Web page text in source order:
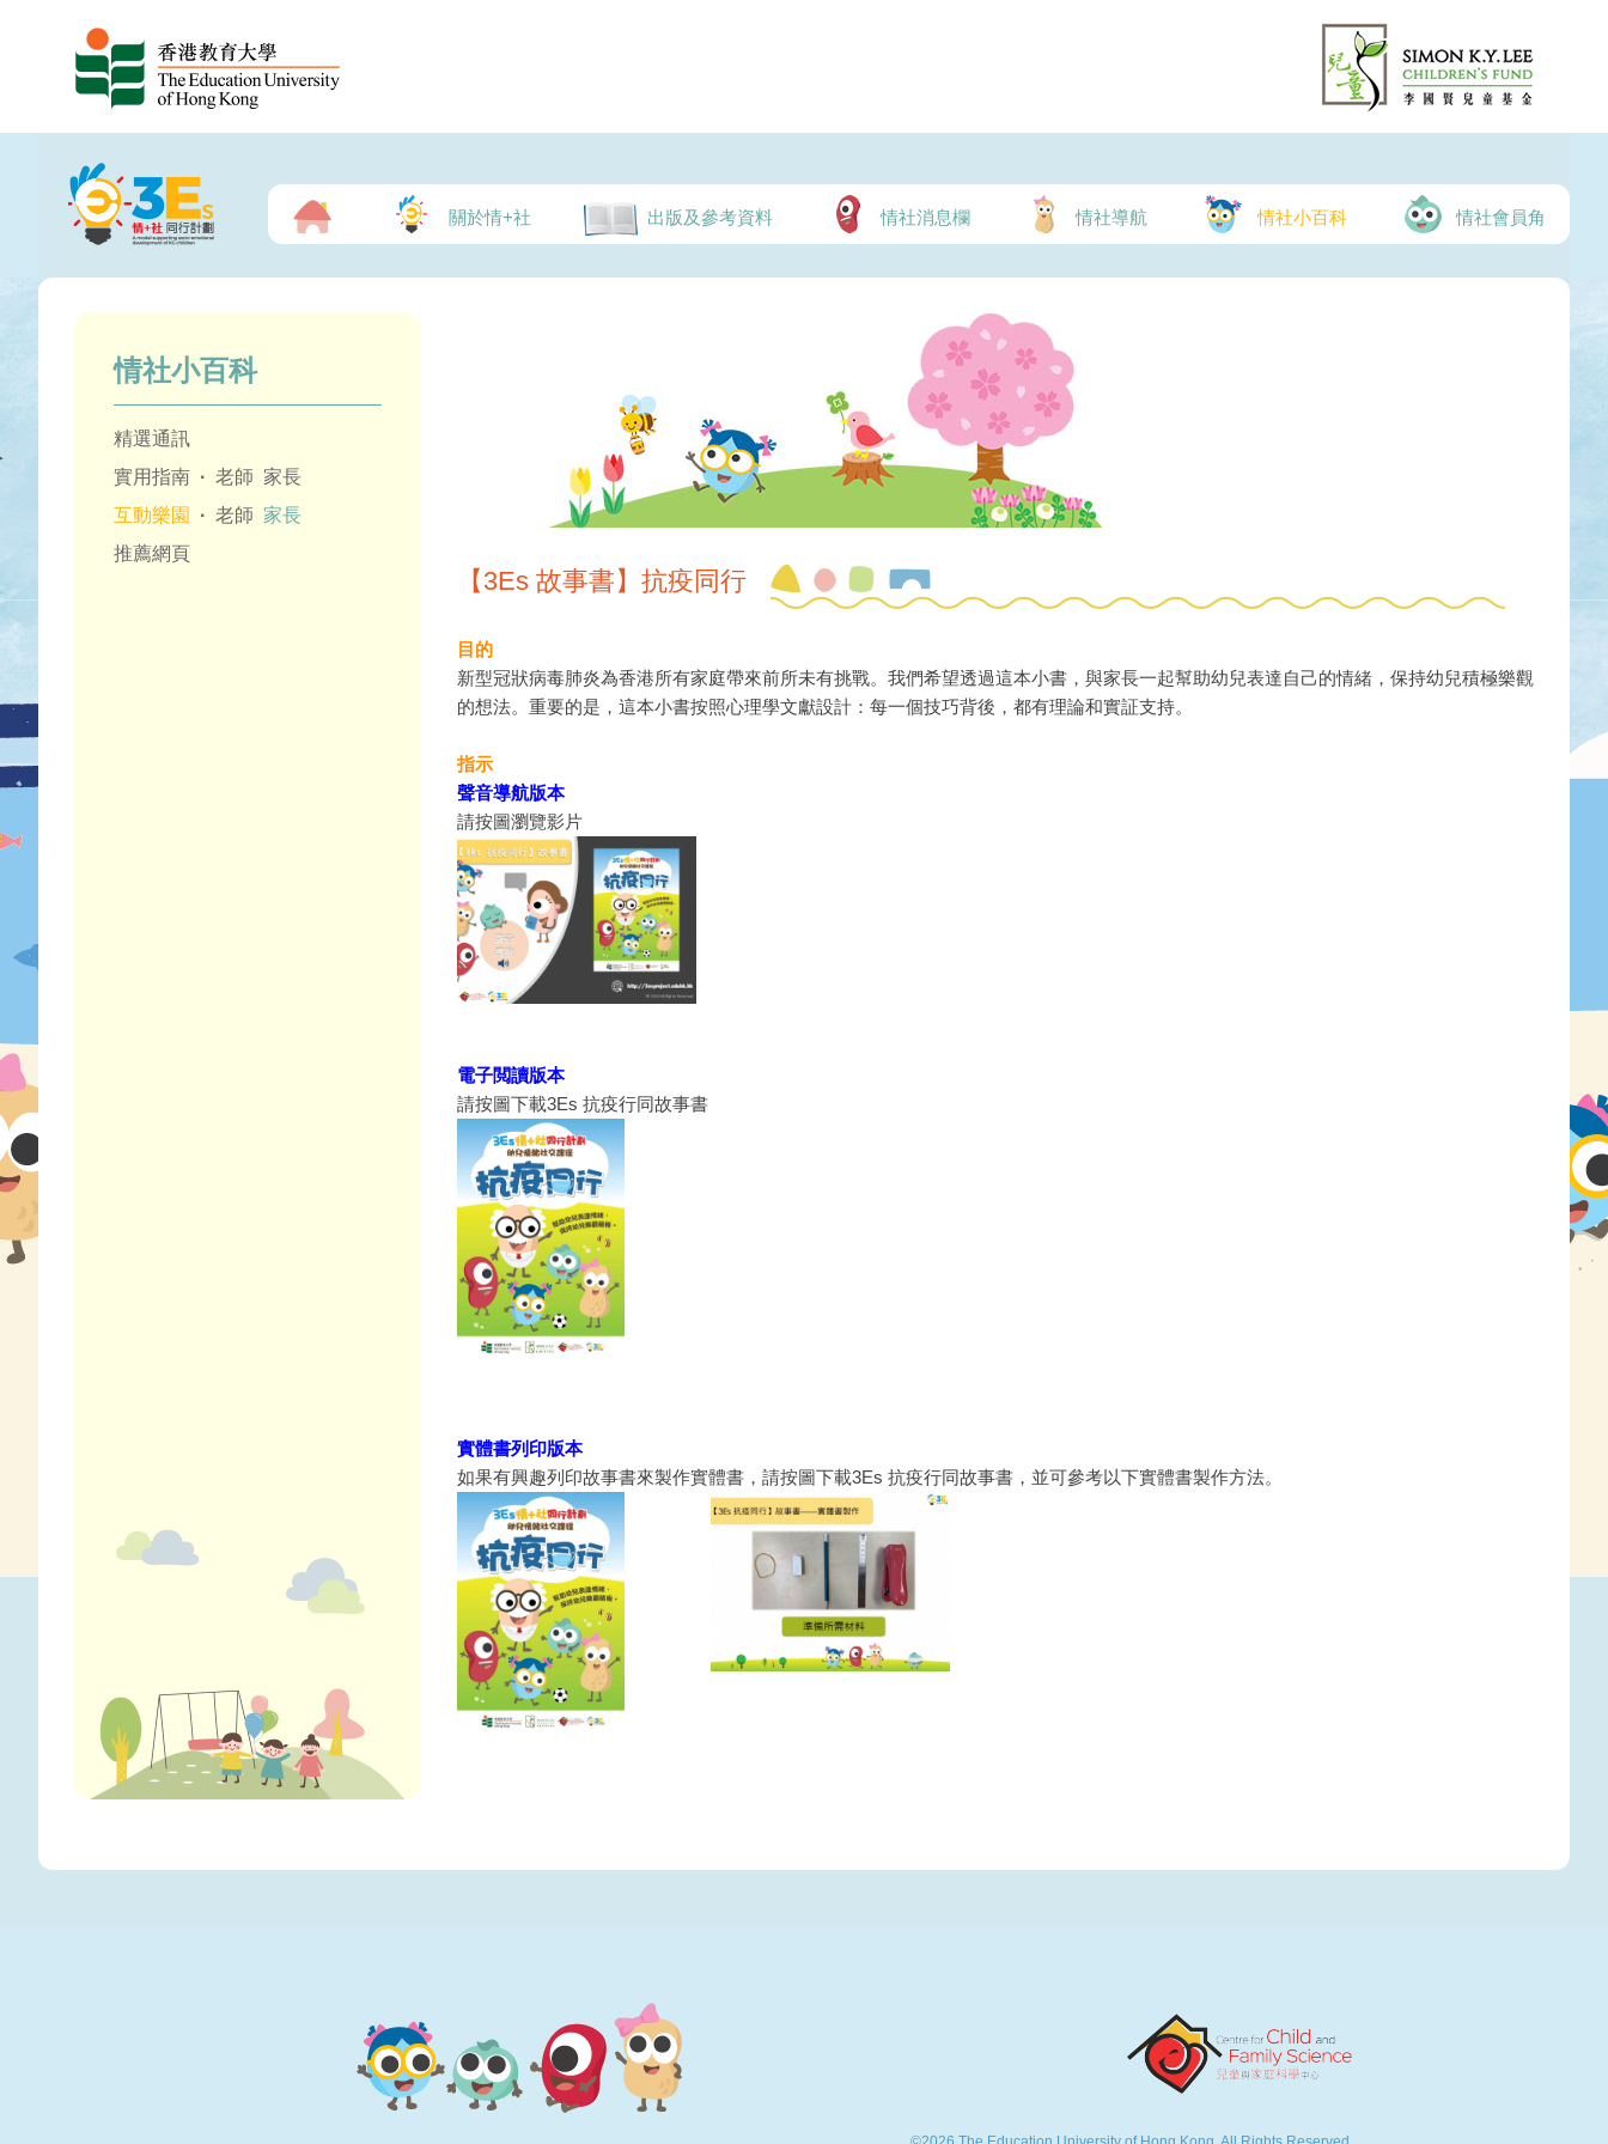
關於情+社 出版及參考資料 情社消息欄 情社導航 情社小百科 情社會員角
情社小百科
精選通訊
實用指南 · 老師 家長
互動樂園
· 老師 家長
推薦網頁
【3Es 故事書】抗疫同行
目的
新型冠狀病毒肺炎為香港所有家庭帶來前所未有挑戰。我們希望透過這本小書，與家長一起幫助幼兒表達自己的情緒，保持幼兒積極樂觀
的想法。重要的是，這本小書按照心理學文獻設計：每一個技巧背後，都有理論和實証支持。
指示
聲音導航版本
請按圖瀏覽影片
電子閲讀版本
請按圖下載3Es 抗疫行同故事書
實體書列印版本
如果有興趣列印故事書來製作實體書，請按圖下載3Es 抗疫行同故事書，並可參考以下實體書製作方法。